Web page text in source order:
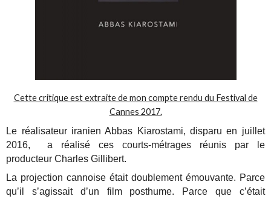
Cette critique est extraite de mon compte rendu du Festival de
Cannes 2017.
Le réalisateur iranien Abbas Kiarostami, disparu en juillet
2016, a réalisé ces courts-métrages réunis par le
producteur Charles Gillibert.
La projection cannoise était doublement émouvante. Parce
qu’il s’agissait d’un film posthume. Parce que c’était